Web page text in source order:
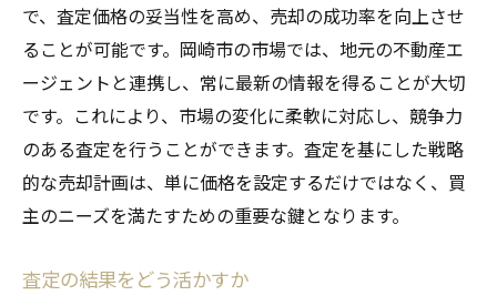
で、査定価格の妥当性を高め、売却の成功率を向上させ
ることが可能です。岡崎市の市場では、地元の不動産エ
ージェントと連携し、常に最新の情報を得ることが大切
です。これにより、市場の変化に柔軟に対応し、競争力
のある査定を行うことができます。査定を基にした戦略
的な売却計画は、単に価格を設定するだけではなく、買
主のニーズを満たすための重要な鍵となります。
査定の結果をどう活かすか